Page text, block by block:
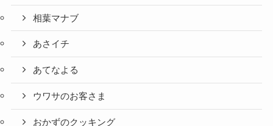
相葉マナブ
あさイチ
あてなよる
ウワサのお客さま
おかずのクッキング